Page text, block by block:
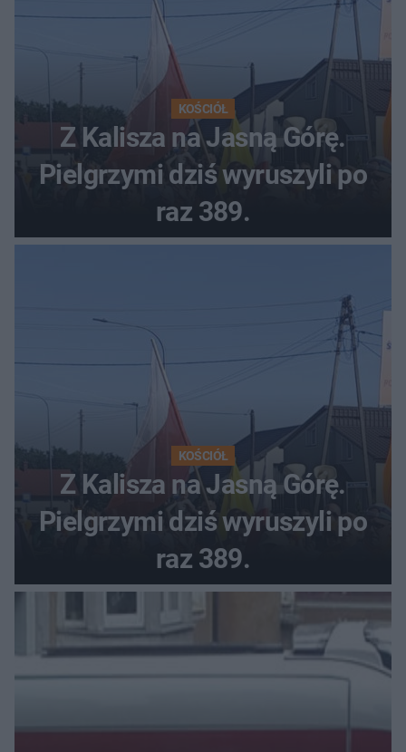
KOŚCIÓŁ
Z Kalisza na Jasną Górę.
Pielgrzymi dziś wyruszyli po
raz 389.
KOŚCIÓŁ
Z Kalisza na Jasną Górę.
Pielgrzymi dziś wyruszyli po
raz 389.